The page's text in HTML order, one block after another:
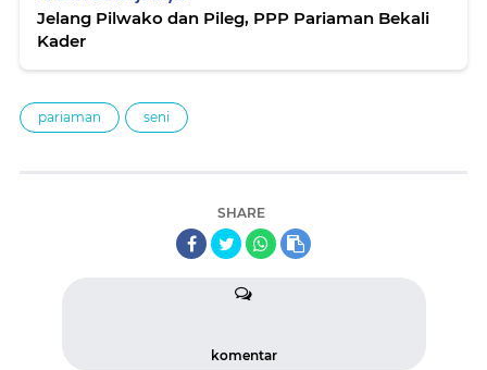
Jelang Pilwako dan Pileg, PPP Pariaman Bekali
Kader
pariaman seni
SHARE
komentar